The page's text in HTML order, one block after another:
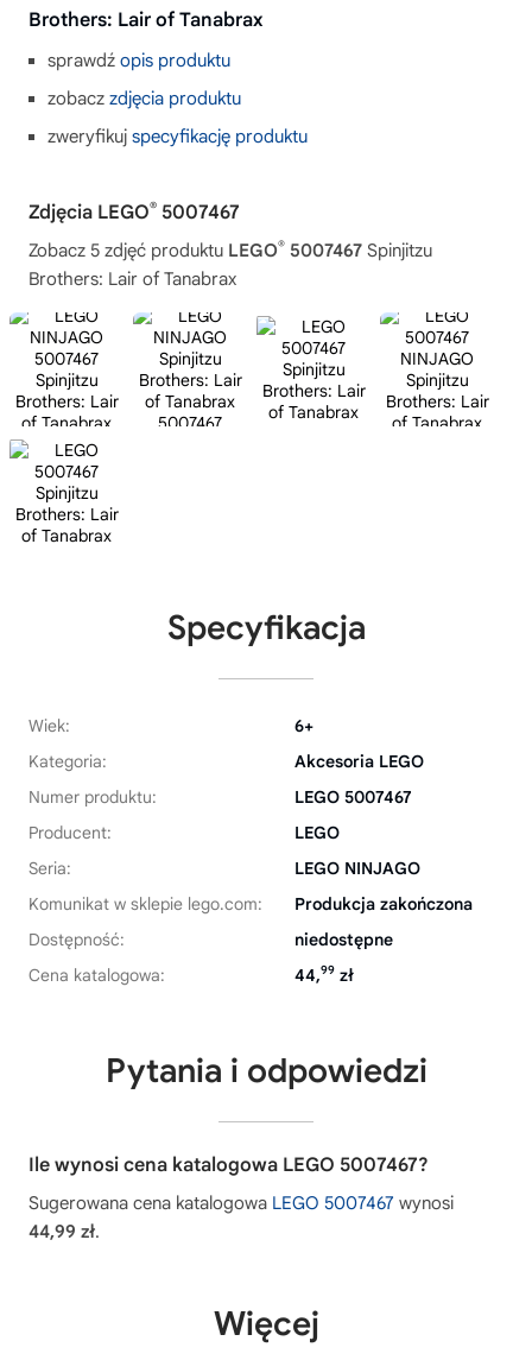
Brothers: Lair of Tanabrax
sprawdź opis produktu
zobacz zdjęcia produktu
zweryfikuj specyfikację produktu
Zdjęcia LEGO® 5007467
Zobacz 5 zdjęć produktu LEGO® 5007467 Spinjitzu
Brothers: Lair of Tanabrax
Specyfikacja
Wiek:
6+
Kategoria:
Akcesoria LEGO
Numer produktu:
LEGO 5007467
Producent:
LEGO
Seria:
LEGO NINJAGO
Komunikat w sklepie lego.com:
Produkcja zakończona
Dostępność:
niedostępne
Cena katalogowa:
44,99 zł
Pytania i odpowiedzi
Ile wynosi cena katalogowa LEGO 5007467?
Sugerowana cena katalogowa LEGO 5007467 wynosi
44,99 zł.
Więcej